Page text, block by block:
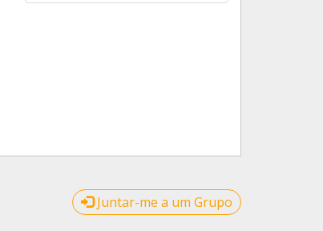
Juntar-me a um Grupo